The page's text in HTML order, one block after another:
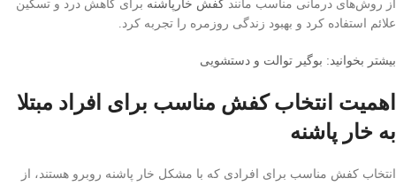
از روش‌های درمانی مناسب مانند کفش خارپاشنه برای کاهش درد و تسکین
علائم استفاده کرد و بهبود زندگی روزمره را تجربه کرد.
بیشتر بخوانید: بوگیر توالت و دستشویی
اهمیت انتخاب کفش مناسب برای افراد مبتلا
به خار پاشنه
انتخاب کفش مناسب برای افرادی که با مشکل خار پاشنه روبرو هستند، از